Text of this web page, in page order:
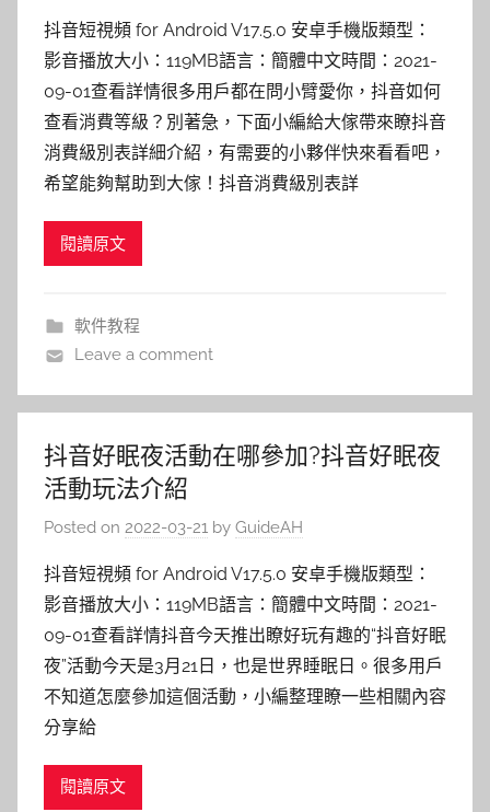
抖音短視頻 for Android V17.5.0 安卓手機版類型：
影音播放大小：119MB語言：簡體中文時間：2021-
09-01查看詳情很多用戶都在問小臂愛你，抖音如何
查看消費等級？別著急，下面小編給大傢帶來瞭抖音
消費級別表詳細介紹，有需要的小夥伴快來看看吧，
希望能夠幫助到大傢！抖音消費級別表詳
閱讀原文
軟件教程
Leave a comment
抖音好眠夜活動在哪參加?抖音好眠夜
活動玩法介紹
Posted on 2022-03-21 by GuideAH
抖音短視頻 for Android V17.5.0 安卓手機版類型：
影音播放大小：119MB語言：簡體中文時間：2021-
09-01查看詳情抖音今天推出瞭好玩有趣的“抖音好眠
夜”活動今天是3月21日，也是世界睡眠日。很多用戶
不知道怎麼參加這個活動，小編整理瞭一些相關內容
分享給
閱讀原文